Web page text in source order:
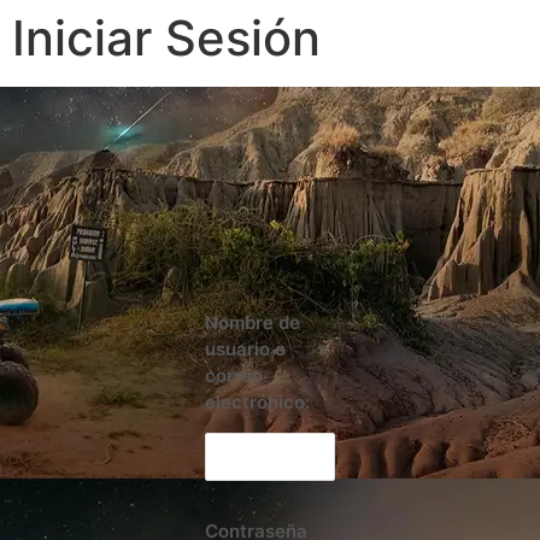
Iniciar Sesión
Nombre de
usuario o
correo
electrónico:
Contraseña